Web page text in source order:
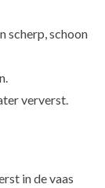
scherp, schoon
ververst.
in de vaas